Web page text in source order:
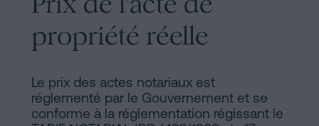
propriété réelle
Le prix des actes notariaux est
réglementé par le Gouvernement et se
conforme à la réglementation régissant le